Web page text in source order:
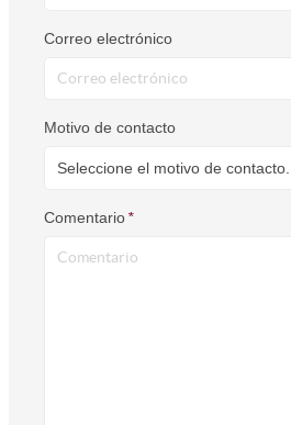
Correo electrónico
Motivo de contacto
Seleccione el motivo de contacto...
Comentario*